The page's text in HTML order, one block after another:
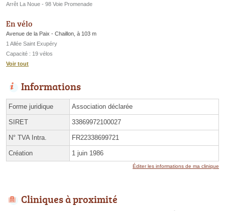
Arrêt La Noue - 98 Voie Promenade
En vélo
Avenue de la Paix - Chaillon, à 103 m
1 Allée Saint Exupéry
Capacité : 19 vélos
Voir tout
Informations
Forme juridique Association déclarée
SIRET 33869972100027
N° TVA Intra. FR22338699721
Création 1 juin 1986
Éditer les informations de ma clinique
Cliniques à proximité